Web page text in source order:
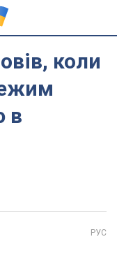
коли
в
РУС